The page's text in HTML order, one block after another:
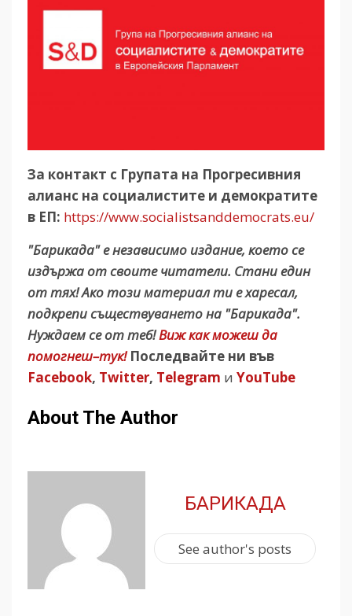
За контакт с Групата на Прогресивния
алианс на социалистите и демократите
в ЕП: https://www.socialistsanddemocrats.eu/
"Барикада" е независимо издание, което се
издържа от своите читатели. Стани един
от тях! Ако този материал ти е харесал,
подкрепи съществуването на "Барикада".
Нуждаем се от теб!Виж как можеш да
помогнеш–тук! Последвайте ни във
Facebook, Twitter, Telegram и YouTube
About The Author
БАРИКАДА
See author's posts